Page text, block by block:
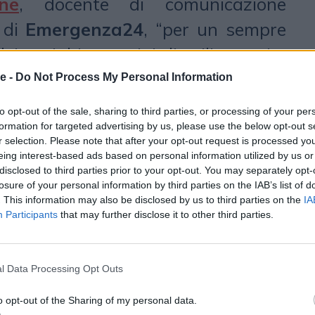
- Do Not Process My Personal Information
opt-out of the sale, sharing to third parties, or processing of your
for targeted advertising by us, please use the below opt-out
selection. Please note that after your opt-out request is processed
interest-based ads based on personal information utilized by us
to third parties prior to your opt-out. You may separately
of your personal information by third parties on the IAB’s list of
This information may also be disclosed by us to third parties on the
Participants that may further disclose it to other third parties.
Data Processing Opt Outs
opt-out of the Sharing of my personal data.
Emergenza24, “per un sempre
social in termini di utilizzatori e
non sempre effettuate in
anche per l’aumento di
spesso manipolata, per la
falsi denigratori, per i dis-
che influenzano negativamente
ci dimostrano che nella maggior
la comunicazione è
al meglio la crisi”. Serve
è sempre improvviso,
nella temporalità.